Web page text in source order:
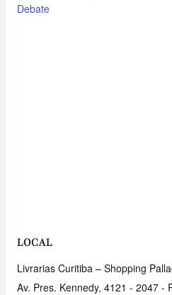
Debate
LOCAL
Livrarias Curitiba – Shopping
Av. Pres. Kennedy, 4121 - 2047 -